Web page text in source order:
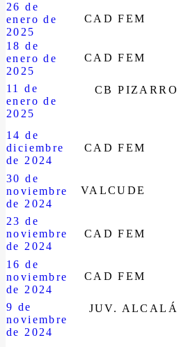
26 de
enero de
2025
CAD FEM
18 de
enero de
2025
CAD FEM
11 de
enero de
2025
CB PIZARRO
14 de
diciembre
de 2024
CAD FEM
30 de
noviembre
de 2024
VALCUDE
23 de
noviembre
de 2024
CAD FEM
16 de
noviembre
de 2024
CAD FEM
9 de
noviembre
de 2024
JUV. ALCALÁ